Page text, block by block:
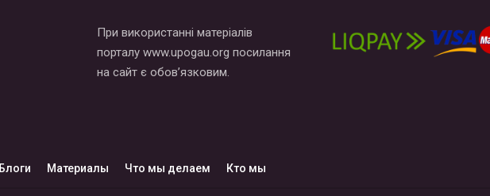
При використанні матеріалів
порталу www.upogau.org посилання
на сайт є обов’язковим.
Блоги Материалы Что мы делаем Кто мы